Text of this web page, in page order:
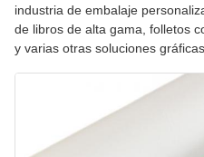
industria de embalaje
de libros de alta gama, folletos
y varias otras soluciones